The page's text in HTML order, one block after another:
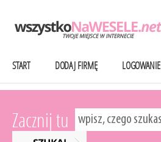
START DODAJ FIRMĘ LOGOWANIE
Zacznij tu